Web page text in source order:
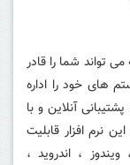
تواند شما را قادر
های خود را اداره
آنلاین و با
نرم افزار قابلیت
، اندروید ،